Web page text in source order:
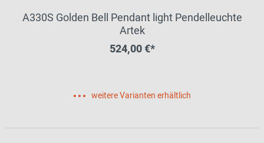
A330S Golden Bell Pendant light Pendelleuchte
Artek
524,00 €*
weitere Varianten erhältlich